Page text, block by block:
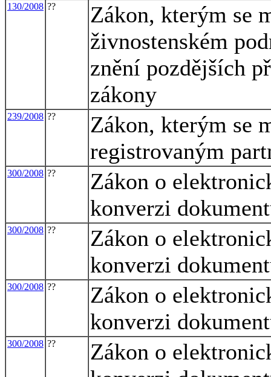
130/2008 ??
Zákon, kterým se
živnostenském
znění pozdějších
zákony
239/2008 ??
Zákon, kterým se
registrovaným
300/2008 ??
Zákon o
konverzi
300/2008 ??
Zákon o
konverzi
300/2008 ??
Zákon o
konverzi
300/2008 ??
Zákon o